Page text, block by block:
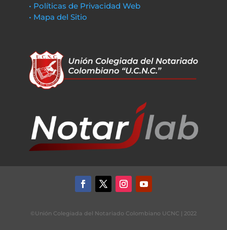
• Políticas de Privacidad Web
• Mapa del Sitio
©Unión Colegiada del Notariado Colombiano UCNC | 2022